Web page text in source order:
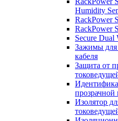
Humidity
RackPower
RackPower
Secure Dual
Зажимы для
кабеля
Защита от
Изолятор